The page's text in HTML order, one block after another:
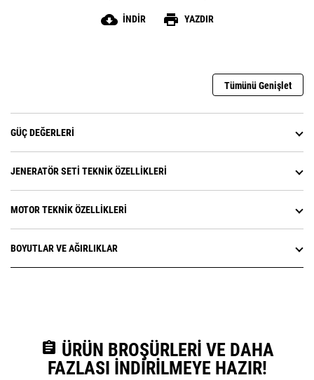
cloud_download İNDIR print YAZDIR
Tümünü Genişlet
GÜÇ DEĞERLERI
JENERATÖR SETI TEKNIK ÖZELLIKLERI
MOTOR TEKNIK ÖZELLIKLERI
BOYUTLAR VE AĞIRLIKLAR
assignment ÜRÜN BROŞÜRLERI VE DAHA
FAZLASI İNDIRILMEYE HAZIR!